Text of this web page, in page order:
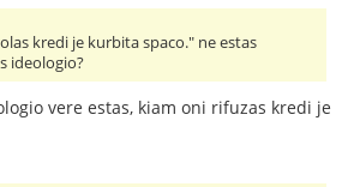
kredi je kurbita spaco." ne estas
ideologio?
vere estas, kiam oni rifuzas kredi je